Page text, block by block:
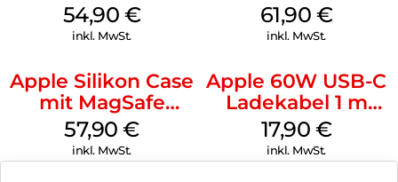
MagSafe Black
54,90 €
inkl. MwSt.
iPhone 15 Pro
MagSafe Schwarz
61,90 €
inkl. MwSt.
Apple Silikon Case
mit MagSafe
iPhone 14 Pro
(PRODUCT)RED
57,90€
inkl. MwSt.
Apple 60W USB-C
Ladekabel 1 m
Weiß
17,90 €
inkl. MwSt.